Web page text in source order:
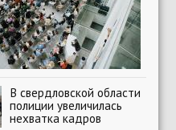
В свердловской области
полиции увеличилась
нехватка кадров